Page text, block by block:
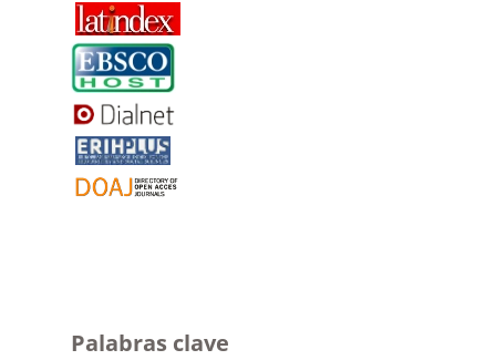
Palabras clave